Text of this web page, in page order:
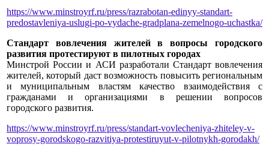
https://www.minstroyrf.ru/press/razrabotan-edinyy-standart-
predostavleniya-uslugi-po-vydache-gradplana-zemelnogo-uchastka/
Стандарт вовлечения жителей в вопросы городского
развития протестируют в пилотных городах
Минстрой России и АСИ разработали Стандарт вовлечения
жителей, который даст возможность повысить региональным
и муниципальным властям качество взаимодействия с
гражданами и организациями в решении вопросов
городского развития.
https://www.minstroyrf.ru/press/standart-vovlecheniya-zhiteley-v-
voprosy-gorodskogo-razvitiya-protestiruyut-v-pilotnykh-gorodakh/